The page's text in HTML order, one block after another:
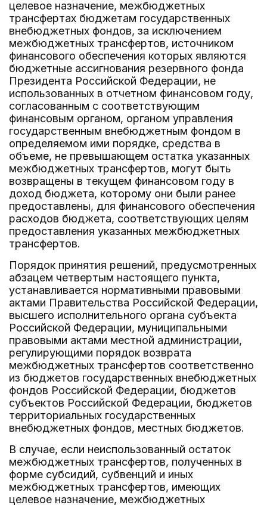
целевое назначение, межбюджетных
трансфертах бюджетам государственных
внебюджетных фондов, за исключением
межбюджетных трансфертов, источником
финансового обеспечения которых являются
бюджетные ассигнования резервного фонда
Президента Российской Федерации, не
использованных в отчетном финансовом году,
согласованным с соответствующим
финансовым органом, органом управления
государственным внебюджетным фондом в
определяемом ими порядке, средства в
объеме, не превышающем остатка указанных
межбюджетных трансфертов, могут быть
возвращены в текущем финансовом году в
доход бюджета, которому они были ранее
предоставлены, для финансового обеспечения
расходов бюджета, соответствующих целям
предоставления указанных межбюджетных
трансфертов.
Порядок принятия решений, предусмотренных
абзацем четвертым настоящего пункта,
устанавливается нормативными правовыми
актами Правительства Российской Федерации,
высшего исполнительного органа субъекта
Российской Федерации, муниципальными
правовыми актами местной администрации,
регулирующими порядок возврата
межбюджетных трансфертов соответственно
из бюджетов государственных внебюджетных
фондов Российской Федерации, бюджетов
субъектов Российской Федерации, бюджетов
территориальных государственных
внебюджетных фондов, местных бюджетов.
В случае, если неиспользованный остаток
межбюджетных трансфертов, полученных в
форме субсидий, субвенций и иных
межбюджетных трансфертов, имеющих
целевое назначение, межбюджетных